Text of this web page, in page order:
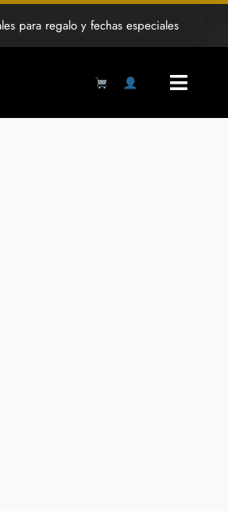
para regalo y fechas especiales